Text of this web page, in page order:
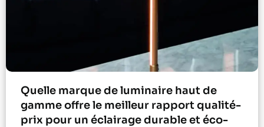
Quelle marque de luminaire haut de
gamme offre le meilleur rapport qualité-
prix pour un éclairage durable et éco-